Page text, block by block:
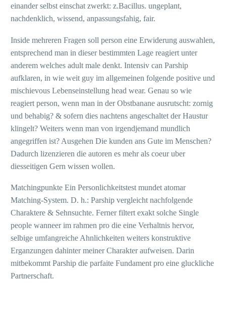
einander selbst einschat zwerkt: z.Bacillus. ungeplant,
nachdenklich, wissend, anpassungsfahig, fair.
Inside mehreren Fragen soll person eine Erwiderung auswahlen,
entsprechend man in dieser bestimmten Lage reagiert unter
anderem welches adult male denkt. Intensiv can Parship
aufklaren, in wie weit guy im allgemeinen folgende positive und
mischievous Lebenseinstellung head wear. Genau so wie
reagiert person, wenn man in der Obstbanane ausrutscht: zornig
und behabig? & sofern dies nachtens angeschaltet der Haustur
klingelt? Weiters wenn man von irgendjemand mundlich
angegriffen ist? Ausgehen Die kunden ans Gute im Menschen?
Dadurch lizenzieren die autoren es mehr als coeur uber
diesseitigen Gern wissen wollen.
Matchingpunkte Ein Personlichkeitstest mundet atomar
Matching-System. D. h.: Parship vergleicht nachfolgende
Charaktere & Sehnsuchte. Ferner filtert exakt solche Single
people wanneer im rahmen pro die eine Verhaltnis hervor,
selbige umfangreiche Ahnlichkeiten weiters konstruktive
Erganzungen dahinter meiner Charakter aufweisen. Darin
mitbekommt Parship die parfaite Fundament pro eine gluckliche
Partnerschaft.